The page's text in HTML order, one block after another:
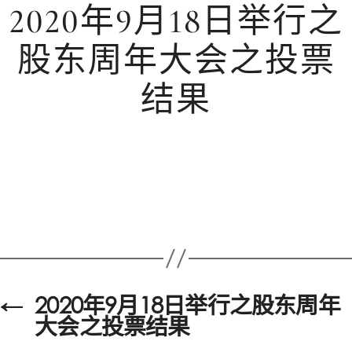
2020年9月18日举行之
股东周年大会之投票
结果
← 2020年9月18日举行之股东周年
大会之投票结果